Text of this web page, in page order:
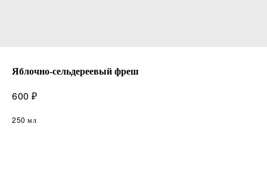
Яблочно-сельдереевый фреш
600 ₽
250 мл